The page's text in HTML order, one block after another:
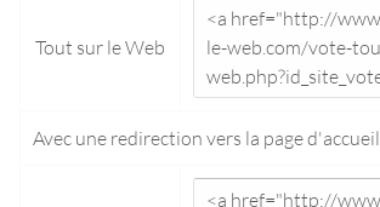
Tout sur le Web
Avec une redirection vers la page d'accueil